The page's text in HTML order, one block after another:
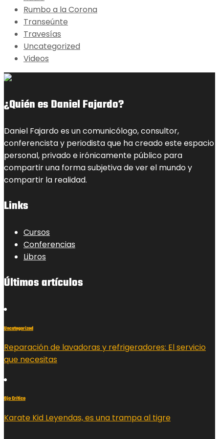
Rumbo a la Corona
Transeúnte
Travesías
Uncategorized
Videos
¿Quién es Daniel Fajardo?
Daniel Fajardo es un comunicólogo, consultor,
conferencista y periodista que ha creado este espacio
personal, privado e irónicamente público para
compartir una forma subjetiva de ver el mundo y
compartir la realidad.
Links
Cursos
Conferencias
Libros
Últimos artículos
Uncategorized
Reparación de lavadoras y refrigeradores: El servicio
que necesitas
Ojo Crítico
Karate Kid Leyendas, es una trampa al tigre